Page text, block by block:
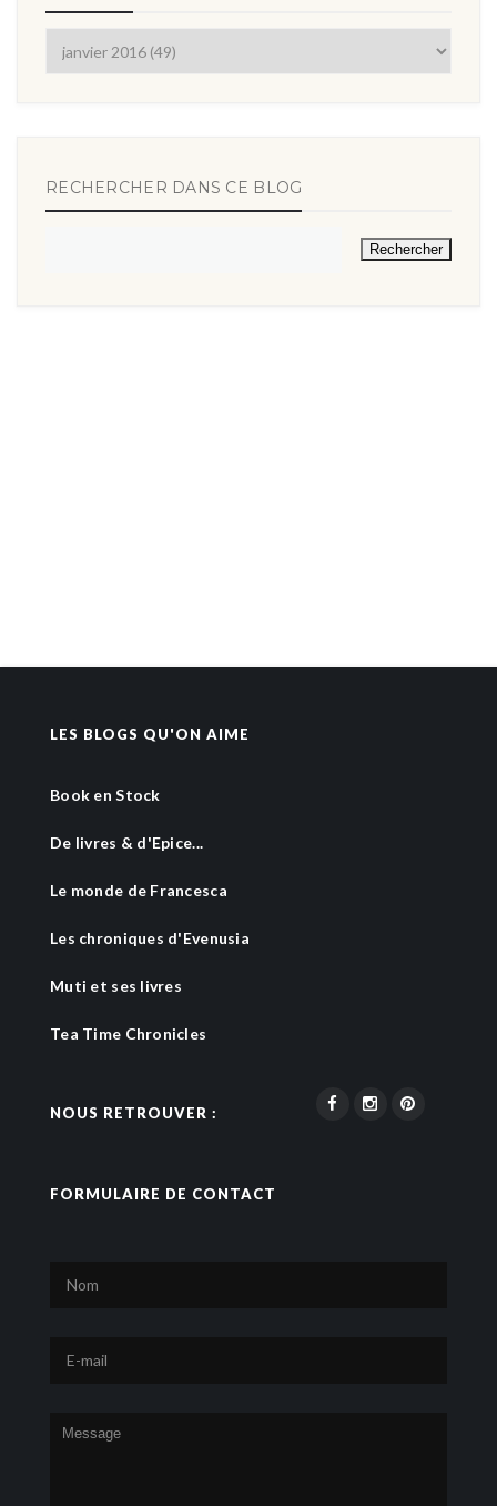
RECHERCHER DANS CE BLOG
LES BLOGS QU'ON AIME
Book en Stock
De livres & d'Epice...
Le monde de Francesca
Les chroniques d'Evenusia
Muti et ses livres
Tea Time Chronicles
NOUS RETROUVER :
FORMULAIRE DE CONTACT